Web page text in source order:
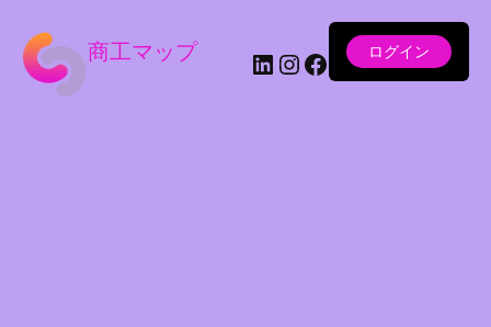
商工マップ LinkedIn Instagram Facebook ログイン